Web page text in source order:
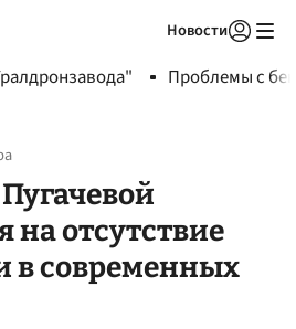
Новости
Проблемы с
на отсутствие
в современных